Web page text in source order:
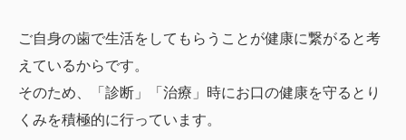
ご自身の歯で生活をしてもらうことが健康に繋がると考
えているからです。
そのため、「診断」「治療」時にお口の健康を守るとり
くみを積極的に行っています。